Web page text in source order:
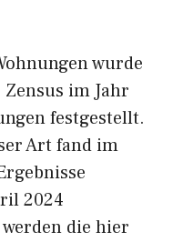
wurde
im Jahr
festgestellt.
Art fand im
2024
die hier